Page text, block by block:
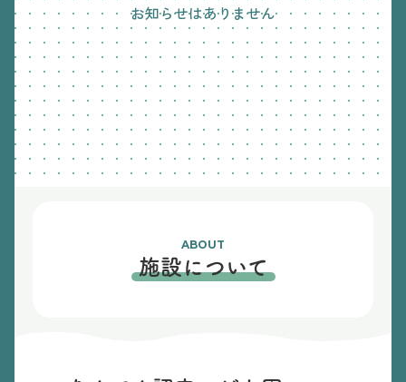
お知らせはありません
ABOUT
施設について